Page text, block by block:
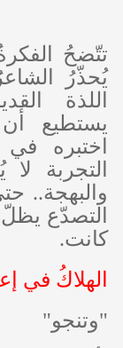
تتّضحُ
يُحذّرُ
اللذة
يستطيع
اختبره
التجربة
والبهجة..
التصدّع يظلّ
كانت.
الهلاكُ في
"وتنجو"